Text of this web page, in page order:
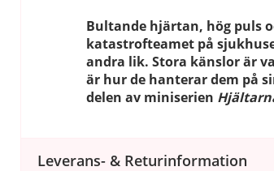
Bultande hjärtan, hög puls
katastrofteamet på
andra lik. Stora känslor är
är hur de hanterar dem på
delen av miniserien
Leverans- & Returinformation